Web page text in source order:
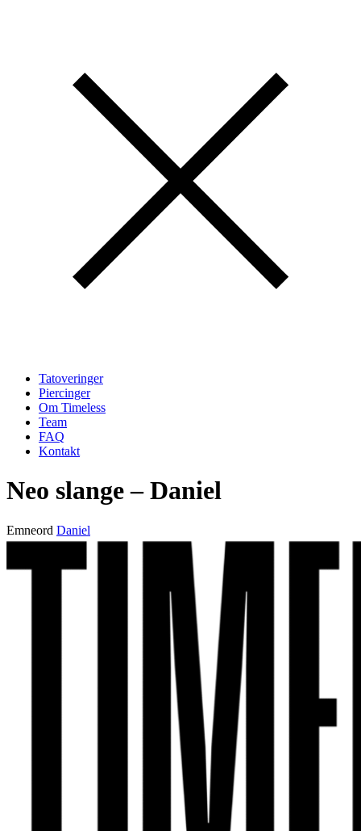
Tatoveringer
Piercinger
Om Timeless
Team
FAQ
Kontakt
Neo slange – Daniel
Emneord Daniel